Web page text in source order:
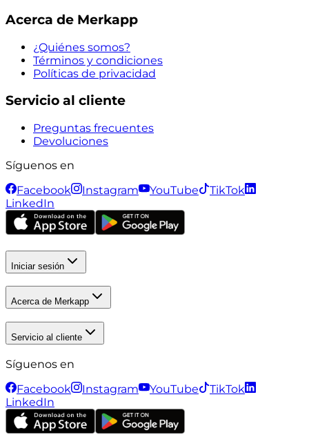
Acerca de Merkapp
¿Quiénes somos?
Términos y condiciones
Políticas de privacidad
Servicio al cliente
Preguntas frecuentes
Devoluciones
Síguenos en
Facebook
Instagram YouTube
TikTok
LinkedIn
Iniciar sesión
Acerca de Merkapp
Servicio al cliente
Síguenos en
Facebook
Instagram YouTube
TikTok
LinkedIn